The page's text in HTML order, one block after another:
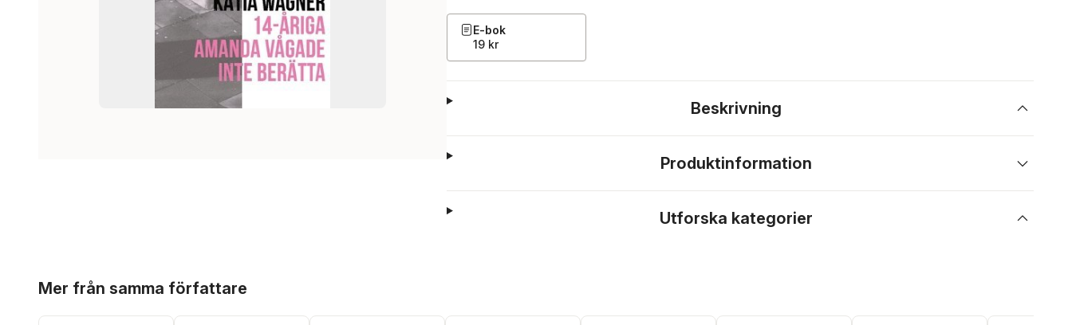
E-bok
19 kr
Beskrivning
Produktinformation
Utforska kategorier
Mer från samma författare